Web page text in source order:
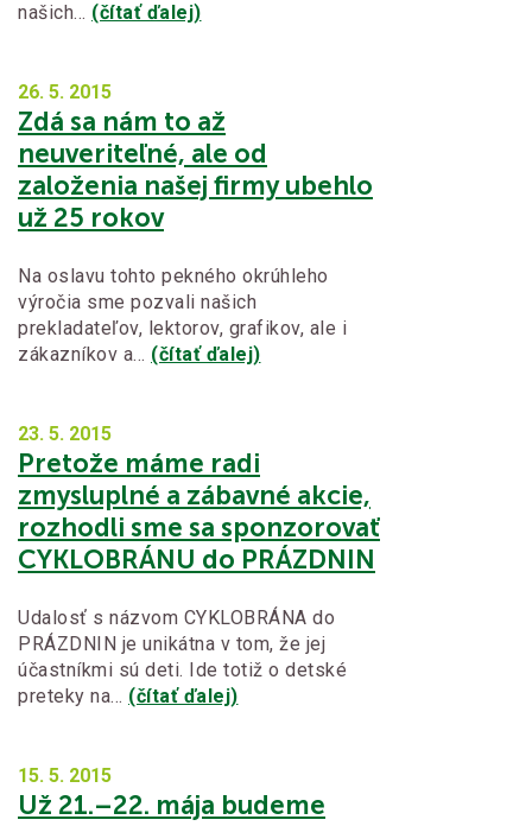
našich… (čítať ďalej)
26. 5. 2015
Zdá sa nám to až
neuveriteľné, ale od
založenia našej firmy ubehlo
už 25 rokov
Na oslavu tohto pekného okrúhleho
výročia sme pozvali našich
prekladateľov, lektorov, grafikov, ale i
zákazníkov a… (čítať ďalej)
23. 5. 2015
Pretože máme radi
zmysluplné a zábavné akcie,
rozhodli sme sa sponzorovať
CYKLOBRÁNU do PRÁZDNIN
Udalosť s názvom CYKLOBRÁNA do
PRÁZDNIN je unikátna v tom, že jej
účastníkmi sú deti. Ide totiž o detské
preteky na… (čítať ďalej)
15. 5. 2015
Už 21.–22. mája budeme